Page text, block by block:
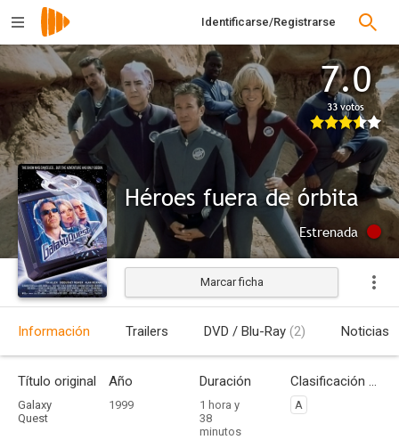
Identificarse/Registrarse
7.0
33 votos
Héroes fuera de órbita
Estrenada
Marcar ficha
Información Trailers DVD / Blu-Ray (2) Noticias
Título original
Galaxy
Quest
Año
1999
Duración
1 hora y
38
minutos
Clasificación por edades
A